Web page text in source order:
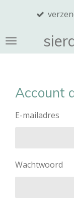
de
verzending 1-3
Account
E-mailadres
Wachtwoord